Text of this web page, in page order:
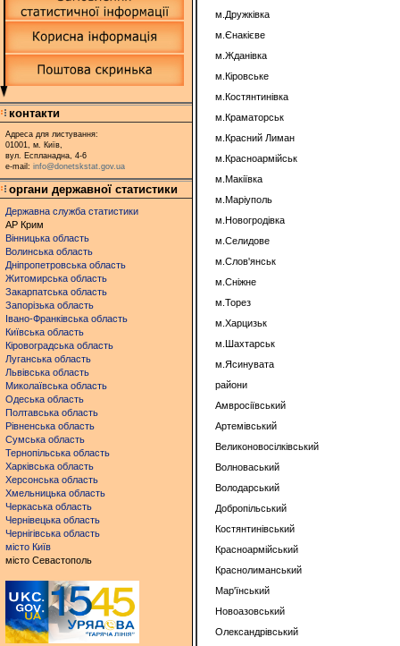
контакти
Адреса для листування:
01001, м. Київ,
вул. Еспланадна, 4-6
e-mail: info@donetskstat.gov.ua
органи державної статистики
Державна служба статистики
АР Крим
Вінницька область
Волинська область
Дніпропетровська область
Житомирська область
Закарпатська область
Запорізька область
Івано-Франківська область
Київська область
Кіровоградська область
Луганська область
Львівська область
Миколаївська область
Одеська область
Полтавська область
Рівненська область
Сумська область
Тернопільська область
Харківська область
Херсонська область
Хмельницька область
Черкаська область
Чернівецька область
Чернігівська область
місто Київ
місто Севастополь
м.Дружківка
м.Єнакієве
м.Жданівка
м.Кіровське
м.Костянтинівка
м.Краматорськ
м.Красний Лиман
м.Красноармійськ
м.Макіївка
м.Маріуполь
м.Новогродівка
м.Селидове
м.Слов'янськ
м.Сніжне
м.Торез
м.Харцизьк
м.Шахтарськ
м.Ясинувата
райони
Амвросіївський
Артемівський
Великоновосілківський
Волноваський
Володарський
Добропільський
Костянтинівський
Красноармійський
Краснолиманський
Мар'їнський
Новоазовський
Олександрівський